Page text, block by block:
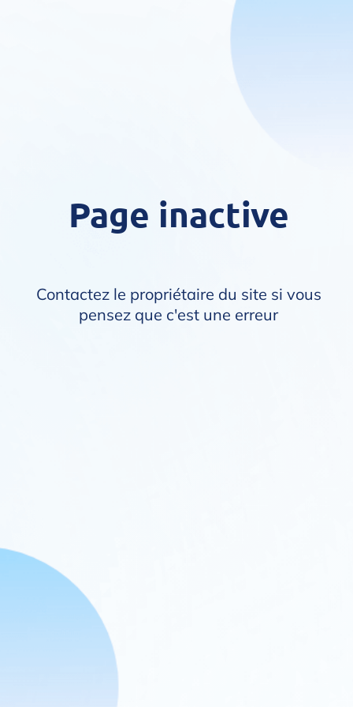
Page inactive
Contactez le propriétaire du site si vous
pensez que c'est une erreur